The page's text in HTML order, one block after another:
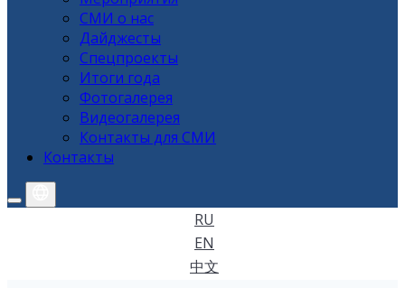
СМИ о нас
Дайджесты
Спецпроекты
Итоги года
Фотогалерея
Видеогалерея
Контакты для СМИ
Контакты
RU
EN
中文